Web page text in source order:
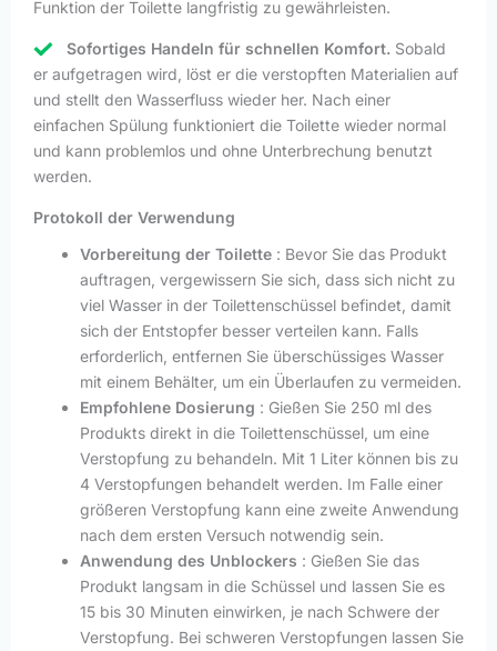
Funktion der Toilette langfristig zu gewährleisten.
Sofortiges Handeln für schnellen Komfort. Sobald
er aufgetragen wird, löst er die verstopften Materialien auf
und stellt den Wasserfluss wieder her. Nach einer
einfachen Spülung funktioniert die Toilette wieder normal
und kann problemlos und ohne Unterbrechung benutzt
werden.
Protokoll der Verwendung
Vorbereitung der Toilette : Bevor Sie das Produkt
auftragen, vergewissern Sie sich, dass sich nicht zu
viel Wasser in der Toilettenschüssel befindet, damit
sich der Entstopfer besser verteilen kann. Falls
erforderlich, entfernen Sie überschüssiges Wasser
mit einem Behälter, um ein Überlaufen zu vermeiden.
Empfohlene Dosierung : Gießen Sie 250 ml des
Produkts direkt in die Toilettenschüssel, um eine
Verstopfung zu behandeln. Mit 1 Liter können bis zu
4 Verstopfungen behandelt werden. Im Falle einer
größeren Verstopfung kann eine zweite Anwendung
nach dem ersten Versuch notwendig sein.
Anwendung des Unblockers : Gießen Sie das
Produkt langsam in die Schüssel und lassen Sie es
15 bis 30 Minuten einwirken, je nach Schwere der
Verstopfung. Bei schweren Verstopfungen lassen Sie